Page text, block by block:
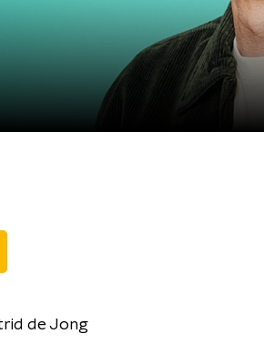
de Jong